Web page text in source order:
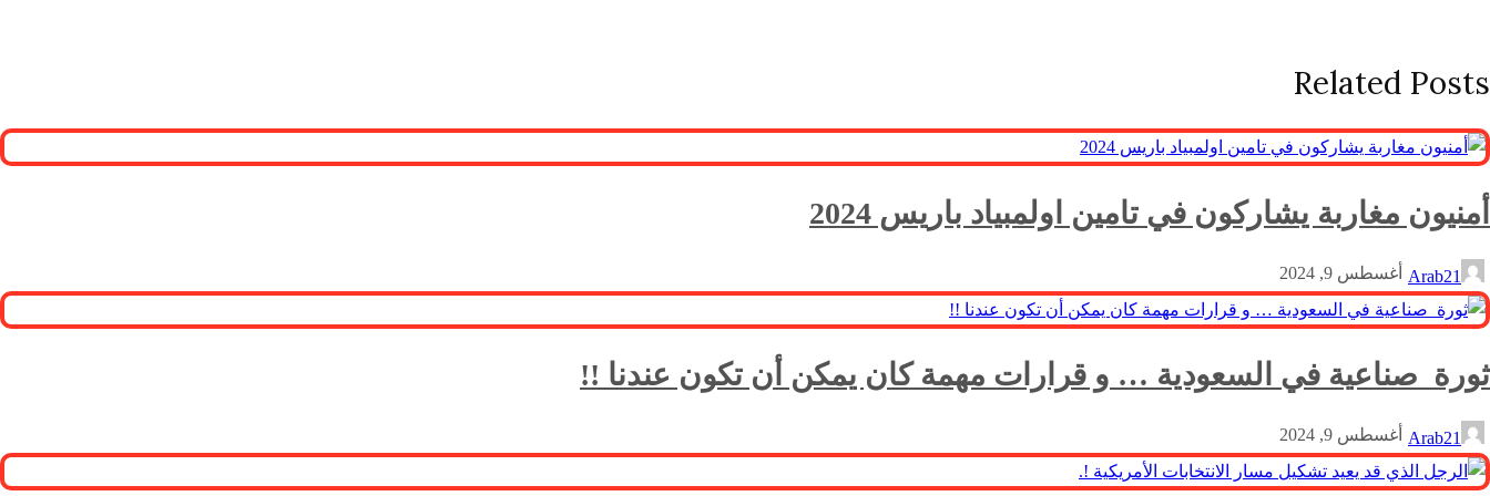
Related Posts
أمنيون مغاربة يشاركون في تامين اولمبياد باريس 2024
Arab21 أغسطس 9, 2024
ثورة صناعية في السعودية … و قرارات مهمة كان يمكن أن تكون عندنا !!
Arab21 أغسطس 9, 2024